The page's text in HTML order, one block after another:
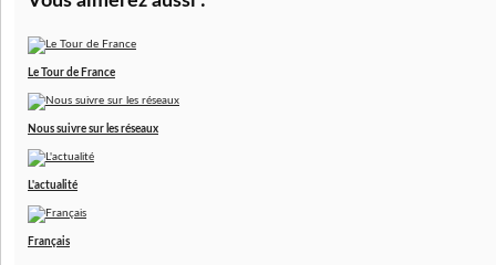
Le Tour de France
Nous suivre sur les réseaux
L'actualité
Français